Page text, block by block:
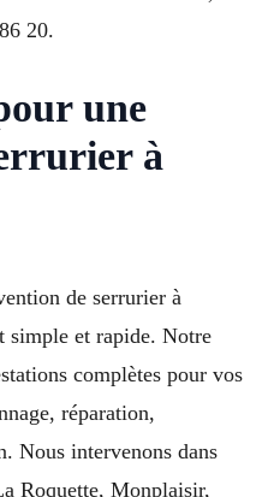
20.
une
à
de serrurier à
simple et rapide. Notre
complètes pour vos
réparation,
Nous intervenons dans
Roquette, Monplaisir,